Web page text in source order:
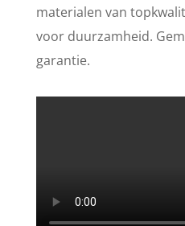
materialen van
voor duurzamheid.
garantie.